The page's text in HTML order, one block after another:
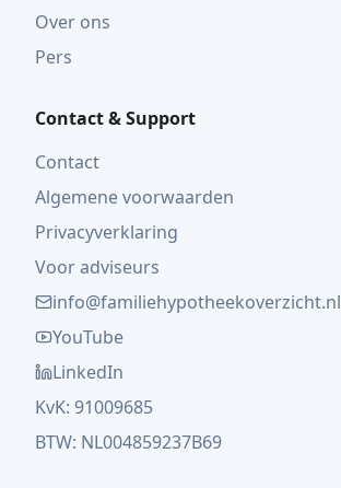
Over ons
Pers
Contact & Support
Contact
Algemene voorwaarden
Privacyverklaring
Voor adviseurs
info@familiehypotheekoverzicht.nl
YouTube
LinkedIn
KvK: 91009685
BTW: NL004859237B69